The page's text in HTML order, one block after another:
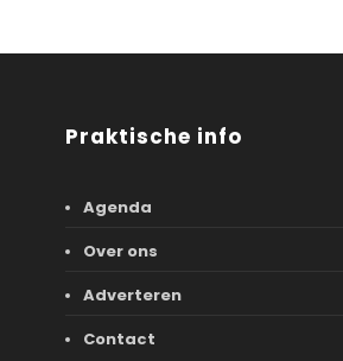
Praktische info
Agenda
Over ons
Adverteren
Contact